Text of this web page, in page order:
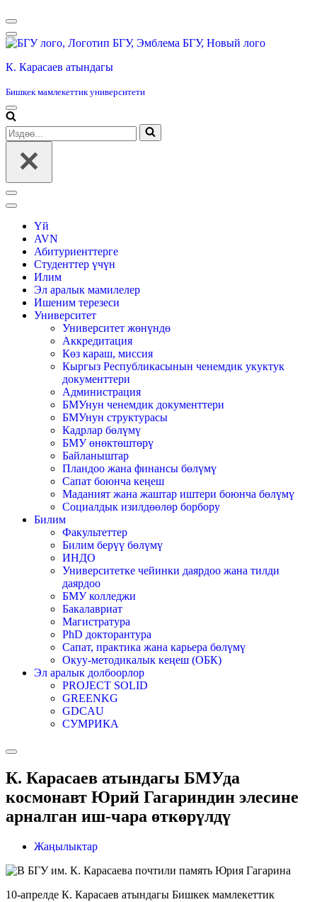
Навигация
менюсу
К. Карасаев атындагы
Бишкек мамлекеттик университети
Навигация
менюсу
Издөө...
Навигация
менюсу
Үй
AVN
Абитуриенттерге
Студенттер үчүн
Илим
Эл аралык мамилелер
Ишеним терезеси
Университет
Университет жөнүндө
Аккредитация
Көз караш, миссия
Кыргыз Республикасынын ченемдик укуктук
документтери
Администрация
БМУнун ченемдик документтери
БМУнун структурасы
Кадрлар бөлүмү
БМУ өнөктөштөрү
Байланыштар
Пландоо жана финансы бөлүмү
Сапат боюнча кеңеш
Маданият жана жаштар иштери боюнча бөлүмү
Социалдык изилдөөлөр борбору
Билим
Факультеттер
Билим берүү бөлүмү
ИНДО
Университетке чейинки даярдоо жана тилди
даярдоо
БМУ колледжи
Бакалавриат
Магистратура
PhD докторантура
Сапат, практика жана карьера бөлүмү
Окуу-методикалык кеңеш (ОБК)
Эл аралык долбоорлор
PROJECT SOLID
GREENKG
GDCAU
СУМРИКА
К. Карасаев атындагы БМУда
космонавт Юрий Гагариндин элесине
арналган иш-чара өткөрүлдү
Жаңылыктар
10-апрелде К. Карасаев атындагы Бишкек мамлекеттик